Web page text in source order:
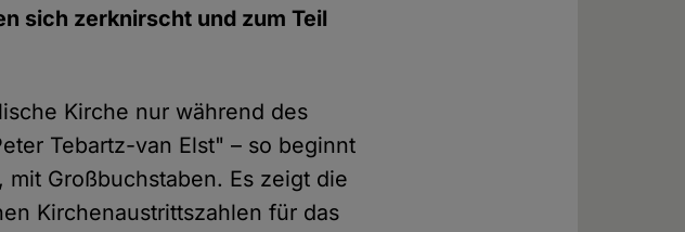
sich zerknirscht und zum Teil
Kirche nur während des
Tebartz-van Elst" – so beginnt
, mit Großbuchstaben. Es zeigt die
Kirchenaustrittszahlen für das